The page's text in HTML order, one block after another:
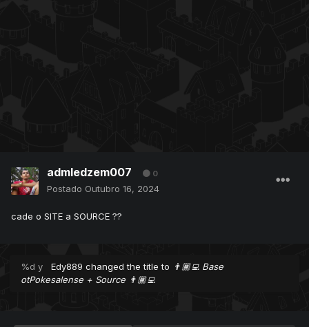
admledzem007 0
Postado Outubro 16, 2024
cade o SITE a SOURCE ??
%d y Edy889 changed the title to 👨🏾‍💻 Base
otPokesalense + Source 👨🏾‍💻